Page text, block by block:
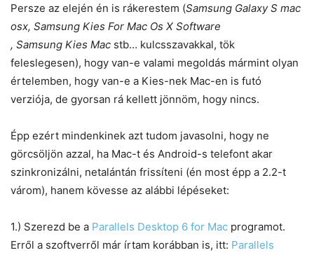
Persze az elején én is rákerestem (Samsung Galaxy S mac
osx, Samsung Kies For Mac Os X Software
, Samsung Kies Mac stb… kulcsszavakkal, tök
feleslegesen), hogy van-e valami megoldás mármint olyan
értelemben, hogy van-e a Kies-nek Mac-en is futó
verziója, de gyorsan rá kellett jönnöm, hogy nincs.
Épp ezért mindenkinek azt tudom javasolni, hogy ne
görcsöljön azzal, ha Mac-t és Android-s telefont akar
szinkronizálni, netalántán frissíteni (én most épp a 2.2-t
várom), hanem kövesse az alábbi lépéseket:
1.) Szerezd be a Parallels Desktop 6 for Mac programot.
Erről a szoftverről már írtam korábban is, itt: Parallels